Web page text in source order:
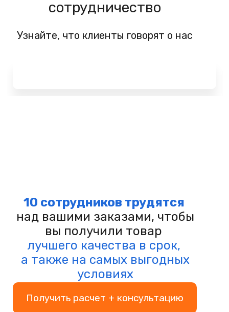
Узнайте, что клиенты говорят о нас
сотрудничество
Получить расчет + консультацию
10 сотрудников трудятся
над вашими заказами, чтобы
вы получили товар
лучшего качества в срок,
а также на самых выгодных
условиях